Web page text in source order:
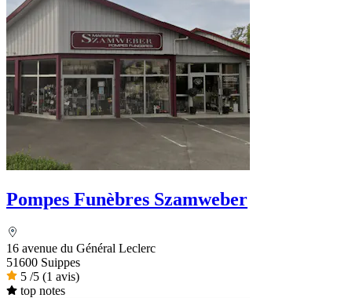
Pompes Funèbres Szamweber
16 avenue du Général Leclerc
51600 Suippes
5 /5 (1 avis)
top notes